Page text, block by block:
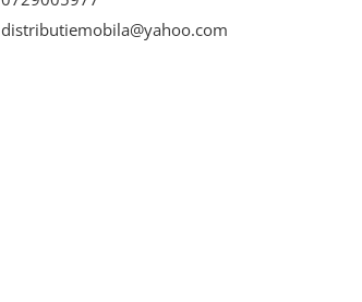
distributiemobila@yahoo.com